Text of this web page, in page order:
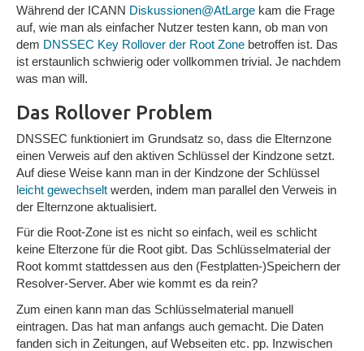
Impressum
Datenschutz
Während der ICANN Diskussionen@AtLarge kam die Frage
auf, wie man als einfacher Nutzer testen kann, ob man von
dem DNSSEC Key Rollover der Root Zone betroffen ist. Das
ist erstaunlich schwierig oder vollkommen trivial. Je nachdem
was man will.
Das Rollover Problem
DNSSEC funktioniert im Grundsatz so, dass die Elternzone
einen Verweis auf den aktiven Schlüssel der Kindzone setzt.
Auf diese Weise kann man in der Kindzone der Schlüssel
leicht gewechselt werden, indem man parallel den Verweis in
der Elternzone aktualisiert.
Für die Root-Zone ist es nicht so einfach, weil es schlicht
keine Elterzone für die Root gibt. Das Schlüsselmaterial der
Root kommt stattdessen aus den (Festplatten-)Speichern der
Resolver-Server. Aber wie kommt es da rein?
Zum einen kann man das Schlüsselmaterial manuell
eintragen. Das hat man anfangs auch gemacht. Die Daten
fanden sich in Zeitungen, auf Webseiten etc. pp. Inzwischen